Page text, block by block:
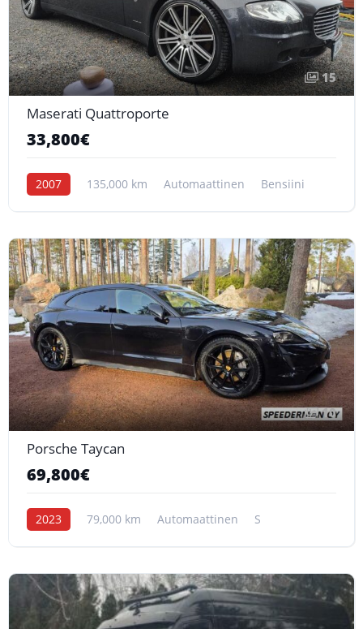
15
Maserati Quattroporte
33,800€
2007 135,000 km Automaattinen Bensiini
10
Porsche Taycan
69,800€
2023 79,000 km Automaattinen S